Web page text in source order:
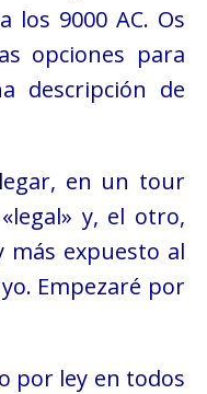
los 9000 AC. Os
opciones para
descripción de
en un tour
y, el otro,
expuesto al
Empezaré por
por ley en todos